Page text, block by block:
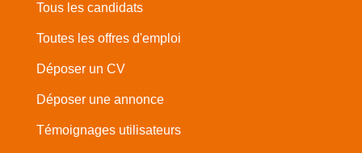
Tous les candidats
Toutes les offres d'emploi
Déposer un CV
Déposer une annonce
Témoignages utilisateurs